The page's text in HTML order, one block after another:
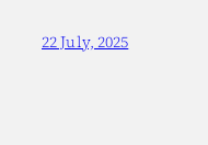
22 July, 2025